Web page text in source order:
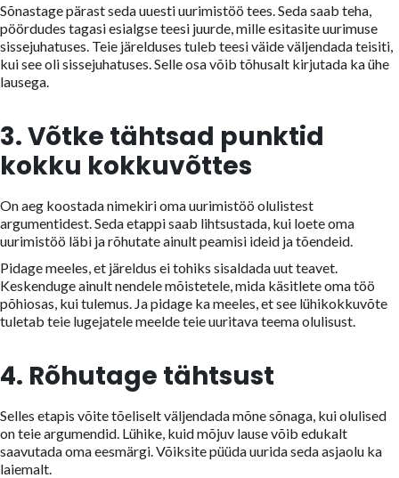
Sõnastage pärast seda uuesti uurimistöö tees. Seda saab teha,
pöördudes tagasi esialgse teesi juurde, mille esitasite uurimuse
sissejuhatuses. Teie järelduses tuleb teesi väide väljendada teisiti,
kui see oli sissejuhatuses. Selle osa võib tõhusalt kirjutada ka ühe
lausega.
3. Võtke tähtsad punktid
kokku kokkuvõttes
On aeg koostada nimekiri oma uurimistöö olulistest
argumentidest. Seda etappi saab lihtsustada, kui loete oma
uurimistöö läbi ja rõhutate ainult peamisi ideid ja tõendeid.
Pidage meeles, et järeldus ei tohiks sisaldada uut teavet.
Keskenduge ainult nendele mõistetele, mida käsitlete oma töö
põhiosas, kui tulemus. Ja pidage ka meeles, et see lühikokkuvõte
tuletab teie lugejatele meelde teie uuritava teema olulisust.
4. Rõhutage tähtsust
Selles etapis võite tõeliselt väljendada mõne sõnaga, kui olulised
on teie argumendid. Lühike, kuid mõjuv lause võib edukalt
saavutada oma eesmärgi. Võiksite püüda uurida seda asjaolu ka
laiemalt.